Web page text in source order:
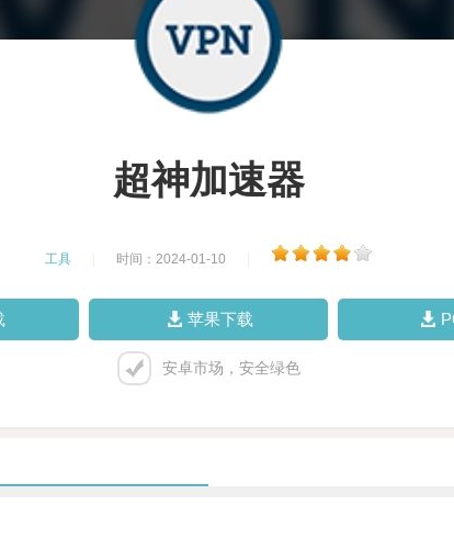
超神加速器
工具 时间：2024-01-10
苹果下载
安卓市场，安全绿色